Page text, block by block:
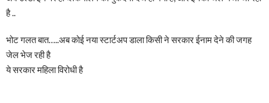
है ..
भोट गलत बात…..अब कोई नया स्टार्टअप डाला किसी ने सरकार ईनाम देने की जगह
जेल भेज रही है
ये सरकार महिला विरोधी है